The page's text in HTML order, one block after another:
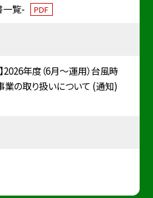
一覧- PDF
2026年度（6月～運用）台風時
の取り扱いについて (通知)